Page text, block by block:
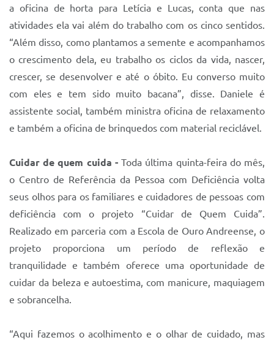
a oficina de horta para Letícia e Lucas, conta que nas
atividades ela vai além do trabalho com os cinco sentidos.
“Além disso, como plantamos a semente e acompanhamos
o crescimento dela, eu trabalho os ciclos da vida, nascer,
crescer, se desenvolver e até o óbito. Eu converso muito
com eles e tem sido muito bacana”, disse. Daniele é
assistente social, também ministra oficina de relaxamento
e também a oficina de brinquedos com material reciclável.
Cuidar de quem cuida -Toda última quinta-feira do mês,
o Centro de Referência da Pessoa com Deficiência volta
seus olhos para os familiares e cuidadores de pessoas com
deficiência com o projeto “Cuidar de Quem Cuida”.
Realizado em parceria com a Escola de Ouro Andreense, o
projeto proporciona um período de reflexão e
tranquilidade e também oferece uma oportunidade de
cuidar da beleza e autoestima, com manicure, maquiagem
e sobrancelha.
“Aqui fazemos o acolhimento e o olhar de cuidado, mas